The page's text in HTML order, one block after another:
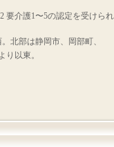
介護1〜5の認定を受けられ
北部は静岡市、岡部町、
り以東。